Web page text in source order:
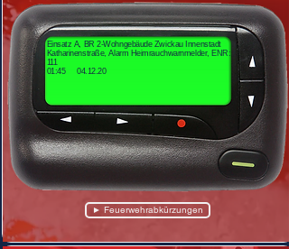
Einsatz A, BR 2-Wohngebäude Zwickau Innenstadt
Katharinenstraße, Alarm Heimrauchwarnmelder, ENR:
111
01:45 04.12.20
► Feuerwehrabkürzungen